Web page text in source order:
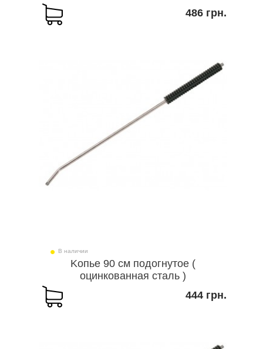
486 грн.
В наличии
Kопье 90 см подогнутое (
оцинкованная сталь )
444 грн.